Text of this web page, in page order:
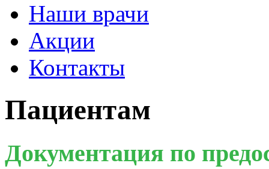
Наши врачи
Акции
Контакты
Пациентам
Документация по